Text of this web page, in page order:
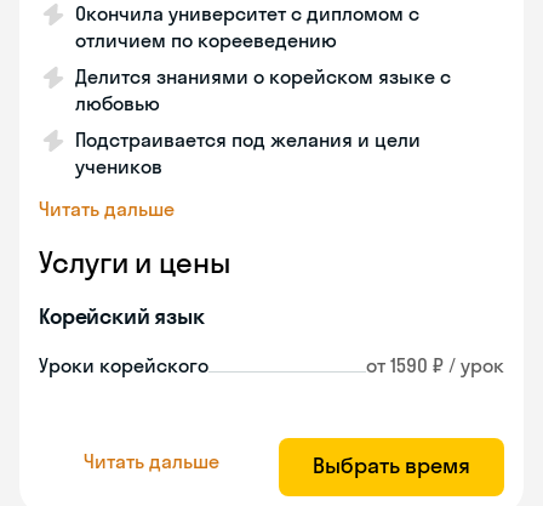
Окончила университет с дипломом с
отличием по корееведению
Делится знаниями о корейском языке с
любовью
Подстраивается под желания и цели
учеников
Читать дальше
Услуги и цены
Корейский язык
Уроки корейского от 1590 ₽ / урок
Читать дальше Выбрать время